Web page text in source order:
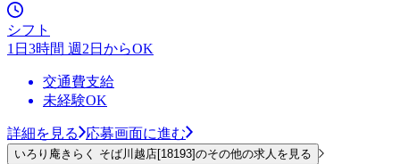
シフト
1日3時間 週2日からOK
交通費支給
未経験OK
詳細を見る 応募画面に進む
いろり庵きらく そば川越店[18193]のその他の求人を見る